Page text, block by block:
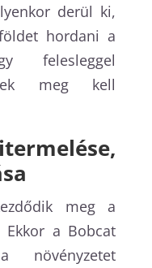
derül ki,
hordani a
felesleggel
meg kell
meg a
Ekkor a Bobcat
növényzetet